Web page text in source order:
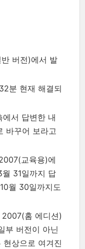
버전)에서 발
분 현재 해결되
서 답변한 내
바꾸어 보라고
교육용)에
31일까지 답
월 30일까지도
홈 에디션)
부 버전이 아닌
상으로 여겨진